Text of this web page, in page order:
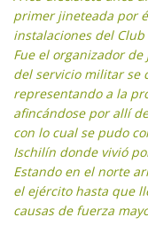
primer jineteada por
instalaciones del
Fue el organizador
del servicio militar se
representando a la
afincándose por allí
con lo cual se pudo
Ischilín donde vivió
Estando en el norte
el ejército hasta que
causas de fuerza